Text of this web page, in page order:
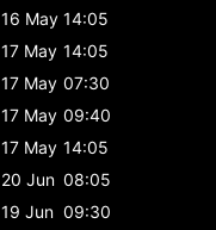
16 May 14:05
17 May 14:05
17 May 07:30
17 May 09:40
17 May 14:05
20 Jun 08:05
19 Jun 09:30